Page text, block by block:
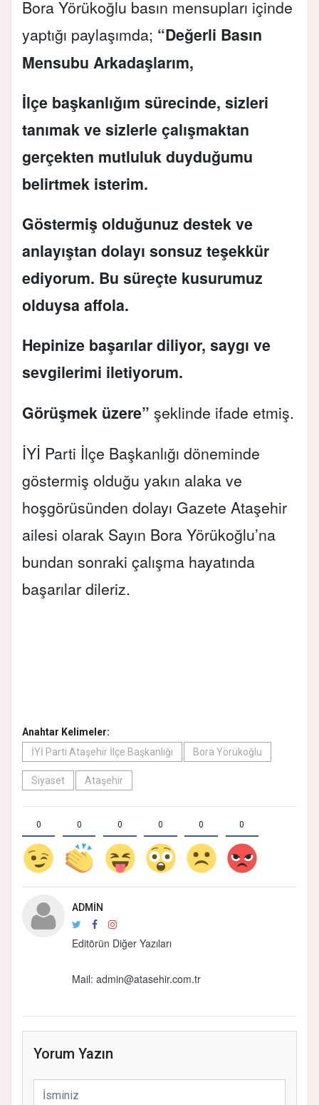
Bora Yörükoğlu basın mensupları içinde
yaptığı paylaşımda; “Değerli Basın
Mensubu Arkadaşlarım,
İlçe başkanlığım sürecinde, sizleri
tanımak ve sizlerle çalışmaktan
gerçekten mutluluk duyduğumu
belirtmek isterim.
Göstermiş olduğunuz destek ve
anlayıştan dolayı sonsuz teşekkür
ediyorum. Bu süreçte kusurumuz
olduysa affola.
Hepinize başarılar diliyor, saygı ve
sevgilerimi iletiyorum.
Görüşmek üzere” şeklinde ifade etmiş.
İYİ Parti İlçe Başkanlığı döneminde
göstermiş olduğu yakın alaka ve
hoşgörüsünden dolayı Gazete Ataşehir
ailesi olarak Sayın Bora Yörükoğlu’na
bundan sonraki çalışma hayatında
başarılar dileriz.
Anahtar Kelimeler:
İYİ Parti Ataşehir İlçe Başkanlığı
Bora Yörükoğlu
Siyaset Ataşehir
0 0 0 0 0 0
ADMIN
Editörün Diğer Yazıları
Mail: admin@atasehir.com.tr
Yorum Yazın